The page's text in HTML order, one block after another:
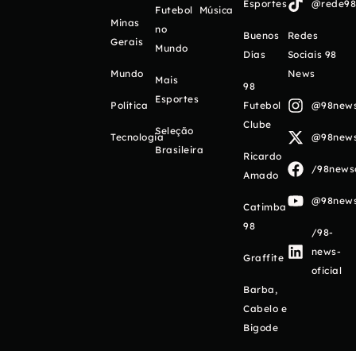
Minas
Gerais
Mundo
Política
Tecnologia
Futebol
no
Mundo
Mais
Esportes
Seleção
Brasileira
Música
Esportes
Buenos
Días
98
Futebol
Clube
Ricardo
Amado
Catimba
98
Graffite
Barba,
Cabelo e
Bigode
Redes
Sociais 98
News
/
/98-
news-
oficial